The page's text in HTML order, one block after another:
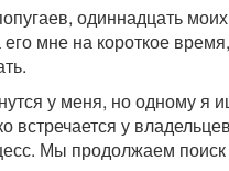
одиннадцать
его мне на короткое
у меня, но одному
встречается у
Мы продолжаем